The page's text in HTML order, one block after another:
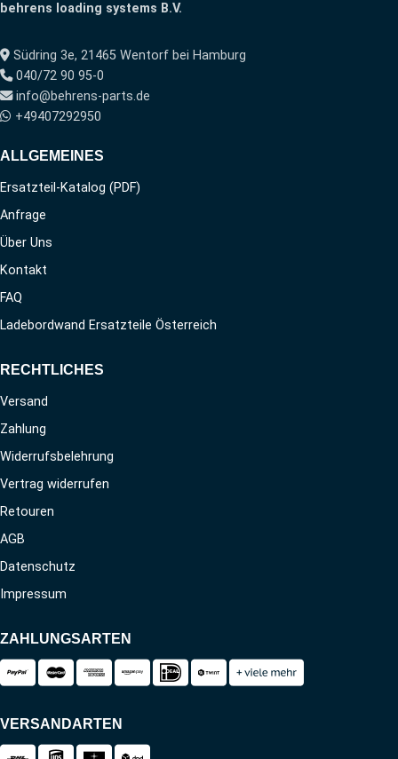
behrens loading systems B.V.
Südring 3e, 21465 Wentorf bei Hamburg
040/72 90 95-0
info@behrens-parts.de
+49407292950
ALLGEMEINES
Ersatzteil-Katalog (PDF)
Anfrage
Über Uns
Kontakt
FAQ
Ladebordwand Ersatzteile Österreich
RECHTLICHES
Versand
Zahlung
Widerrufsbelehrung
Vertrag widerrufen
Retouren
AGB
Datenschutz
Impressum
ZAHLUNGSARTEN
VERSANDARTEN